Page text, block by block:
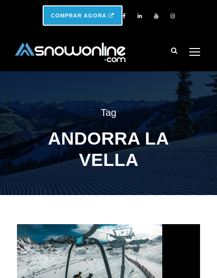
COMPRAR AGORA
Tag
ANDORRA LA
VELLA